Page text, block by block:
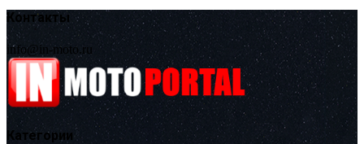
Контакты
info@in-moto.ru
Категории